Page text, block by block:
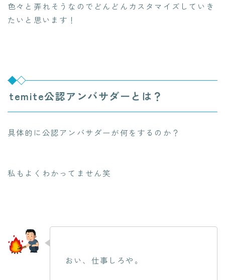
色々と弄れそうなのでどんどんカスタマイズしていき
たいと思います！
temite公認アンバサダーとは？
具体的に公認アンバサダーが何をするのか？
私もよくわかってません笑
おい、仕事しろや。